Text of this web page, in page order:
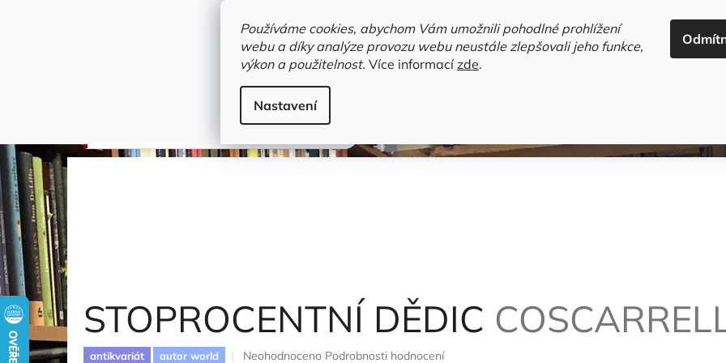
Používáme cookies, abychom Vám umožnili pohodlné prohlížení
webu a díky analýze provozu webu neustále zlepšovali jeho funkce,
výkon a použitelnost. Více informacízde.
Nastavení
HLEDAT
Novinky Trvalky a bestsellery
STOPROCENTNÍ DĚDICCoscarrelli Kate
STOPROCENTNÍ DĚDIC
antikvariát autor world
Průměrné
Neohodnoceno Podrobnosti hodnocení